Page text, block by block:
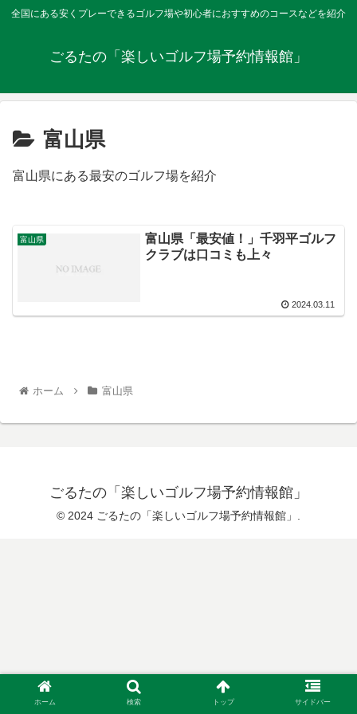
全国にある安くプレーできるゴルフ場や初心者におすすめのコースなどを紹介
ごるたの「楽しいゴルフ場予約情報館」
富山県
富山県にある最安のゴルフ場を紹介
富山県
富山県「最安値！」千羽平ゴルフ
クラブは口コミも上々
2024.03.11
ホーム 富山県
ごるたの「楽しいゴルフ場予約情報館」
© 2024 ごるたの「楽しいゴルフ場予約情報館」.
ホーム 検索 トップ サイドバー